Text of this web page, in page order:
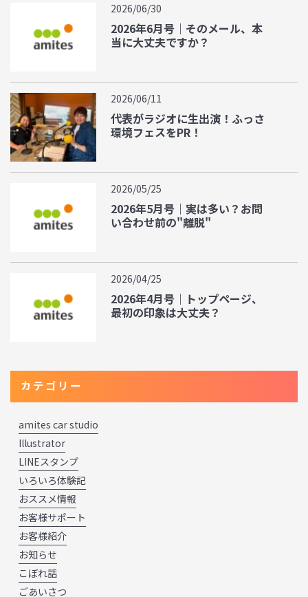
2026/06/30
2026年6月号｜そのメール、本
当に大丈夫ですか？
2026/06/11
代表がラジオに生出演！ふっさ
環境フェスをPR！
2026/05/25
2026年5月号｜実は多い？お問
い合わせ前の"離脱"
2026/04/25
2026年4月号｜トップページ、
最初の印象は大丈夫？
カテゴリー
amites car studio
Illustrator
LINEスタンプ
いろいろ体験記
おススメ情報
お客様サポート
お客様紹介
お知らせ
こぼれ話
ごあいさつ